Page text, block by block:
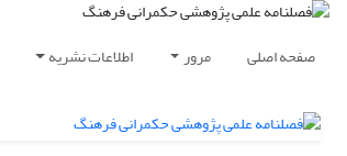
صفحه اصلی مرور اطلاعات نشریه